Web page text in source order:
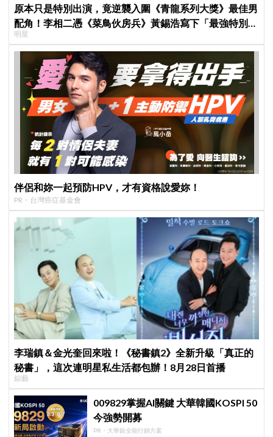
原本只是特別出演，竟逆襲入圍《青龍系列大獎》最佳男
配角！李相二憑《菜鳥伙房兵》黃錫浩寫下「最強特別出
演」傳奇
明星
伴侶和妳一起預防HPV，才有資格說愛妳！
PR・台灣癌症基金會
李瑞鎮＆金光奎回來啦！《秘書鎮2》全新升級「真正的
秘書」，這次連明星私生活都包辦！8月28日首播
綜藝
009829掌握AI關鍵 大華韓國KOSPI 50
今強勢開募
PR・大華銀全能行銷方案